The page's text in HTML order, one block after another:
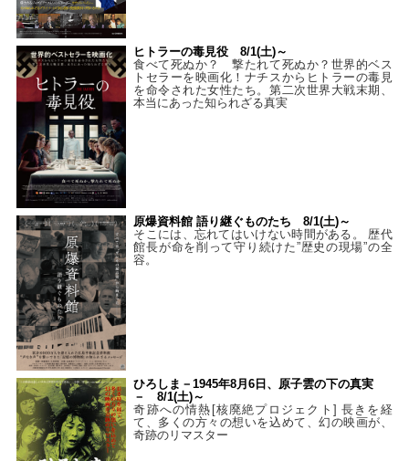
ヒトラーの毒見役 8/1(土)～
食べて死ぬか？ 撃たれて死ぬか？世界的ベス
トセラーを映画化！ナチスからヒトラーの毒見
を命令された女性たち。第二次世界大戦末期、
本当にあった知られざる真実
原爆資料館 語り継ぐものたち 8/1(土)～
そこには、忘れてはいけない時間がある。 歴代
館長が命を削って守り続けた”歴史の現場”の全
容。
ひろしま－1945年8月6日、原子雲の下の真実
－ 8/1(土)～
奇跡への情熱[核廃絶プロジェクト] 長きを経
て、多くの方々の想いを込めて、幻の映画が、
奇跡のリマスター